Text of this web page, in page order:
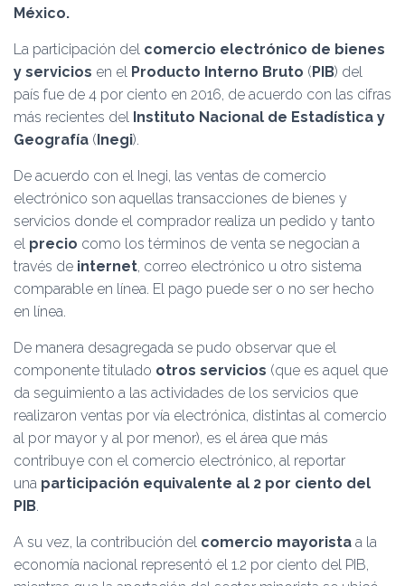
N
México.
La participación del comercio electrónico de bienes
y servicios en el Producto Interno Bruto (PIB) del
país fue de 4 por ciento en 2016, de acuerdo con las cifras
más recientes del Instituto Nacional de Estadística y
Geografía (Inegi).
De acuerdo con el Inegi, las ventas de comercio
electrónico son aquellas transacciones de bienes y
servicios donde el comprador realiza un pedido y tanto
el precio como los términos de venta se negocian a
través de internet, correo electrónico u otro sistema
comparable en línea. El pago puede ser o no ser hecho
en línea.
De manera desagregada se pudo observar que el
componente titulado otros servicios (que es aquel que
da seguimiento a las actividades de los servicios que
realizaron ventas por vía electrónica, distintas al comercio
al por mayor y al por menor), es el área que más
contribuye con el comercio electrónico, al reportar
una participación equivalente al 2 por ciento del
PIB.
A su vez, la contribución del comercio mayorista a la
economía nacional representó el 1.2 por ciento del PIB,